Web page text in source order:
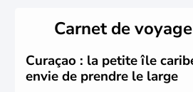
lesquelles bénéficient d'une
peut se targuer de grands noms
les domaines, des arts à la
philosophie. Hertz, Gutenberg,
Herman Hesse ou bien Hegel en
Carnet de voyage
Curaçao : la petite île
envie de prendre le large